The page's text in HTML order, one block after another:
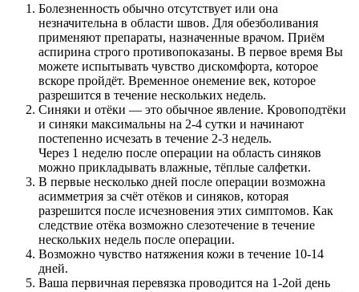
Болезненность обычно отсутствует или она
незначительна в области швов. Для обезболивания
применяют препараты, назначенные врачом. Приём
аспирина строго противопоказаны. В первое время Вы
можете испытывать чувство дискомфорта, которое
вскоре пройдёт. Временное онемение век, которое
разрешится в течение нескольких недель.
Синяки и отёки — это обычное явление. Кровоподтёки
и синяки максимальны на 2-4 сутки и начинают
постепенно исчезать в течение 2-3 недель.
Через 1 неделю после операции на область синяков
можно прикладывать влажные, тёплые салфетки.
В первые несколько дней после операции возможна
асимметрия за счёт отёков и синяков, которая
разрешится после исчезновения этих симптомов. Как
следствие отёка возможно слезотечение в течение
нескольких недель после операции.
Возможно чувство натяжения кожи в течение 10-14
дней.
Ваша первичная перевязка проводится на 1-2ой день